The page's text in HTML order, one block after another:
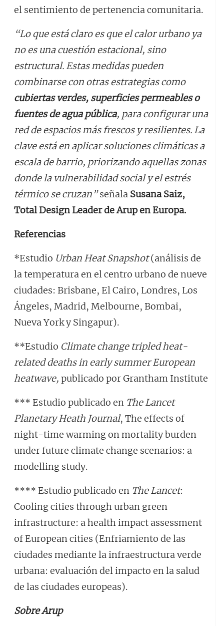
el sentimiento de pertenencia comunitaria.
“Lo que está claro es que el calor urbano ya
no es una cuestión estacional, sino
estructural. Estas medidas pueden
combinarse con otras estrategias como
cubiertas verdes, superficies permeables o
fuentes de agua pública, para configurar una
red de espacios más frescos y resilientes. La
clave está en aplicar soluciones climáticas a
escala de barrio, priorizando aquellas zonas
donde la vulnerabilidad social y el estrés
térmico se cruzan”señala Susana Saiz,
Total Design Leader de Arup en Europa.
Referencias
*Estudio Urban Heat Snapshot(análisis de
la temperatura en el centro urbano de nueve
ciudades: Brisbane, El Cairo, Londres, Los
Ángeles, Madrid, Melbourne, Bombai,
Nueva York y Singapur).
**Estudio Climate change tripled heat-
related deaths in early summer European
heatwave, publicado por Grantham Institute
*** Estudio publicado en The Lancet
Planetary Heath Journal, The effects of
night-time warming on mortality burden
under future climate change scenarios: a
modelling study.
**** Estudio publicado en The Lancet:
Cooling cities through urban green
infrastructure: a health impact assessment
of European cities (Enfriamiento de las
ciudades mediante la infraestructura verde
urbana: evaluación del impacto en la salud
de las ciudades europeas).
Sobre Arup